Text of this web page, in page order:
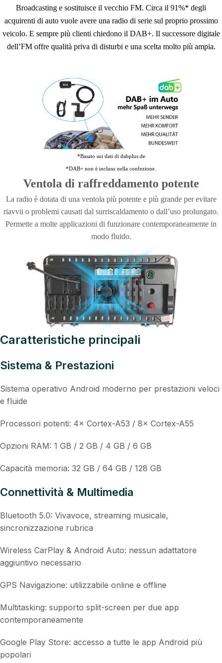
Broadcasting e sostituisce il vecchio FM. Circa il 91%* degli
acquirenti di auto vuole avere una radio di serie sul proprio prossimo
veicolo. E sempre più clienti chiedono il DAB+. Il successore digitale
dell’FM offre qualità priva di disturbi e una scelta molto più ampia.
*Basato sui dati di dabplus.de
*DAB+ non è incluso nella confezione.
Ventola di raffreddamento potente
La radio è dotata di una ventola più potente e più grande per evitare
riavvii o problemi causati dal surriscaldamento o dall’uso prolungato.
Permette a molte applicazioni di funzionare contemporaneamente in
modo fluido.
Caratteristiche principali
Sistema & Prestazioni
Sistema operativo Android moderno per prestazioni veloci
e fluide
Processori potenti: 4× Cortex-A53 / 8× Cortex-A55
Opzioni RAM: 1 GB / 2 GB / 4 GB / 6 GB
Capacità memoria: 32 GB / 64 GB / 128 GB
Connettività & Multimedia
Bluetooth 5.0: Vivavoce, streaming musicale,
sincronizzazione rubrica
Wireless CarPlay & Android Auto: nessun adattatore
aggiuntivo necessario
GPS Navigazione: utilizzabile online e offline
Multitasking: supporto split-screen per due app
contemporaneamente
Google Play Store: accesso a tutte le app Android più
popolari